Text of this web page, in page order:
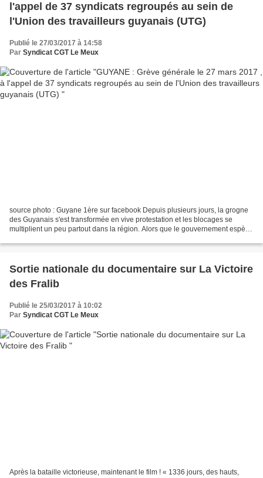
l'appel de 37 syndicats regroupés au sein de
l'Union des travailleurs guyanais (UTG)
Publié le 27/03/2017 à 14:58
Par Syndicat CGT Le Meux
source photo : Guyane 1ère sur facebook Depuis plusieurs jours, la grogne
des Guyanais s'est transformée en vive protestation et les blocages se
multiplient un peu partout dans la région. Alors que le gouvernement espère
Sortie nationale du documentaire sur La Victoire
des Fralib
Publié le 25/03/2017 à 10:02
Par Syndicat CGT Le Meux
Après la bataille victorieuse, maintenant le film ! « 1336 jours, des hauts,